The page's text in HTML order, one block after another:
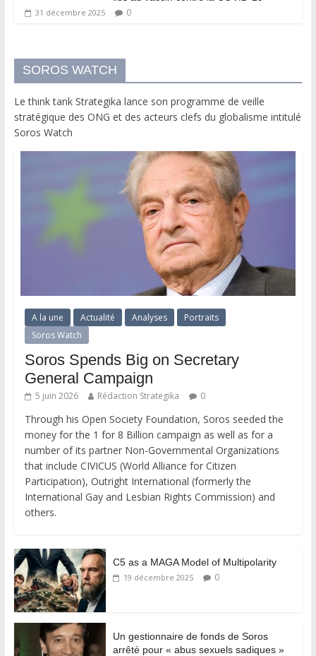
31 décembre 2025 0
SOROS WATCH
Le think tank Strategika lance son programme de veille
stratégique des ONG et des acteurs clefs du globalisme intitulé
Soros Watch
A la une Actualité Analyses
Portraits
Soros Watch
Soros Spends Big on Secretary
General Campaign
5 juin 2026 Rédaction Strategika 0
Through his Open Society Foundation, Soros seeded the
money for the 1 for 8 Billion campaign as well as for a
number of its partner Non-Governmental Organizations
that include CIVICUS (World Alliance for Citizen
Participation), Outright International (formerly the
International Gay and Lesbian Rights Commission) and
others.
C5 as a MAGA Model of Multipolarity
19 décembre 2025 0
Un gestionnaire de fonds de Soros
arrêté pour « abus sexuels sadiques »